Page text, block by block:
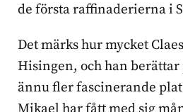
de första raffinaderierna i
Det märks hur mycket
Hisingen, och han berättar
ännu fler fascinerande
Mikael har fått med sig